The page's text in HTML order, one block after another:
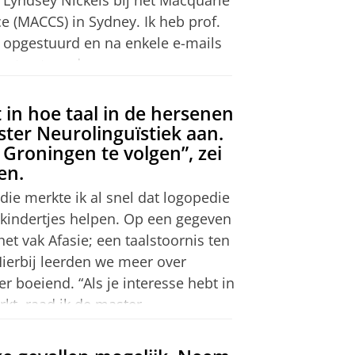
zie de toelatingseisen
zie de toelatingseisen
zie de toelatingseisen
Logopedie. Daarvoor lijkt
samen met hun therapeuten
de praktijk lijkt mij een goede
(MACCS) in Sydney. Ik heb prof.
en na enkele e-mails
rond.
in het onderzoek te werken. Dit
hebt tijdens je studie ook
hoe dit werk je bevalt.
worden. Ik vond de
Het heeft mij een
om na mijn studie eens te kijken
mijn verdere carrière helpen.
in hoe taal in de hersenen
Neurolinguïstiek aan.
te volgen”, zei
merkte ik al snel dat logopedie
helpen. Op een gegeven
vak Afasie; een taalstoornis ten
leerden we meer over
boeiend. “Als je interesse hebt in
raad ik de master
is alleen in Groningen te